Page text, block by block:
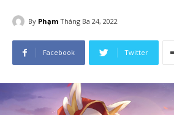
By Phạm Tháng Ba 24, 2022
Facebook Twitter